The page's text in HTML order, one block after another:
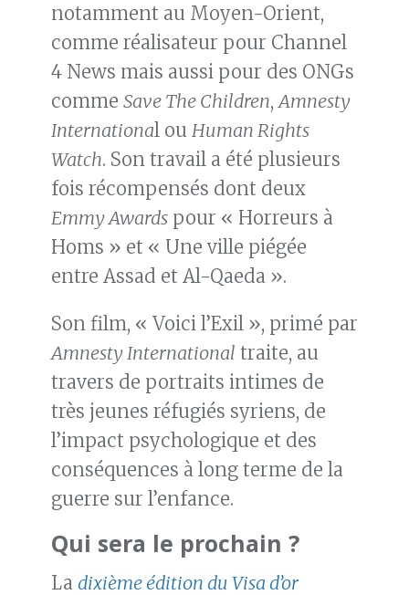
notamment au Moyen-Orient,
comme réalisateur pour Channel
4 News mais aussi pour des ONGs
comme Save The Children, Amnesty
International ou Human Rights
Watch. Son travail a été plusieurs
fois récompensés dont deux
Emmy Awards pour « Horreurs à
Homs » et « Une ville piégée
entre Assad et Al-Qaeda ».
Son film, « Voici l’Exil », primé par
Amnesty International traite, au
travers de portraits intimes de
très jeunes réfugiés syriens, de
l’impact psychologique et des
conséquences à long terme de la
guerre sur l’enfance.
Qui sera le prochain ?
La dixième édition du Visa d’or